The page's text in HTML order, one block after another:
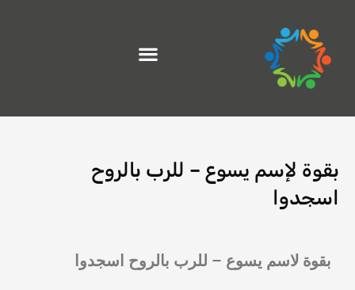
المحتوى
بقوة لإسم يسوع – للرب بالروح
اسجدوا
بقوة لاسم يسوع – للرب بالروح اسجدوا